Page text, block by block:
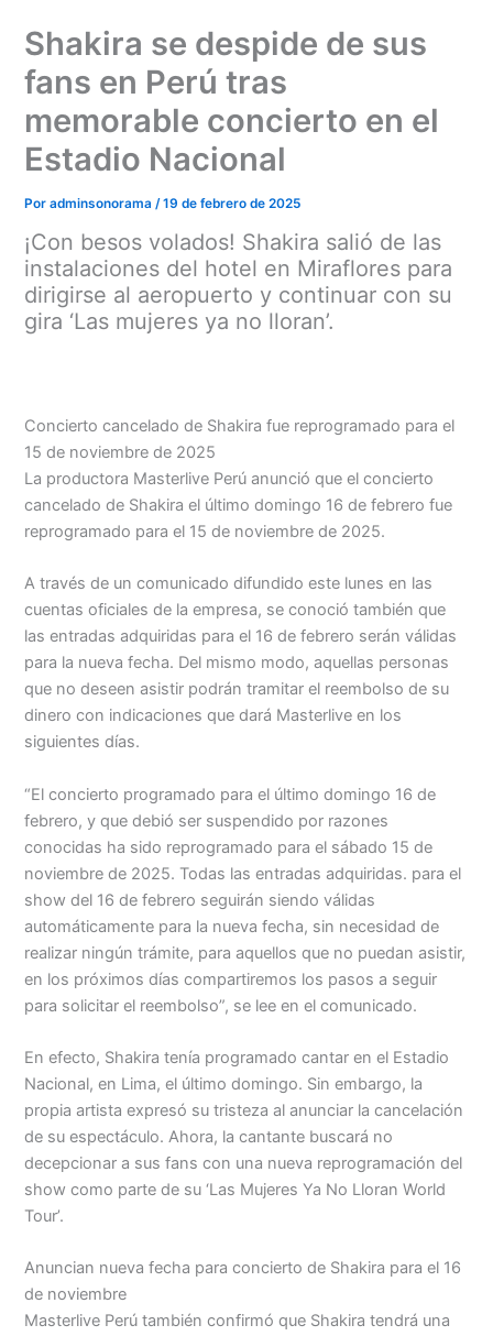
contenido
Menu
Shakira se despide de sus
fans en Perú tras
memorable concierto en el
Estadio Nacional
Poradminsonorama/19 de febrero de 2025
¡Con besos volados! Shakira salió de las
instalaciones del hotel en Miraflores para
dirigirse al aeropuerto y continuar con su
gira ‘Las mujeres ya no lloran’.
Concierto cancelado de Shakira fue reprogramado para el
15 de noviembre de 2025
La productora Masterlive Perú anunció que el concierto
cancelado de Shakira el último domingo 16 de febrero fue
reprogramado para el 15 de noviembre de 2025.
A través de un comunicado difundido este lunes en las
cuentas oficiales de la empresa, se conoció también que
las entradas adquiridas para el 16 de febrero serán válidas
para la nueva fecha. Del mismo modo, aquellas personas
que no deseen asistir podrán tramitar el reembolso de su
dinero con indicaciones que dará Masterlive en los
siguientes días.
“El concierto programado para el último domingo 16 de
febrero, y que debió ser suspendido por razones
conocidas ha sido reprogramado para el sábado 15 de
noviembre de 2025. Todas las entradas adquiridas. para el
show del 16 de febrero seguirán siendo válidas
automáticamente para la nueva fecha, sin necesidad de
realizar ningún trámite, para aquellos que no puedan asistir,
en los próximos días compartiremos los pasos a seguir
para solicitar el reembolso”, se lee en el comunicado.
En efecto, Shakira tenía programado cantar en el Estadio
Nacional, en Lima, el último domingo. Sin embargo, la
propia artista expresó su tristeza al anunciar la cancelación
de su espectáculo. Ahora, la cantante buscará no
decepcionar a sus fans con una nueva reprogramación del
show como parte de su ‘Las Mujeres Ya No Lloran World
Tour’.
Anuncian nueva fecha para concierto de Shakira para el 16
de noviembre
Masterlive Perú también confirmó que Shakira tendrá una